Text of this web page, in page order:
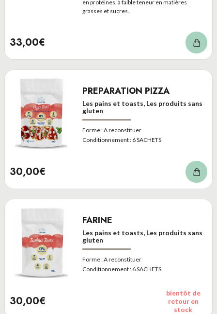
en protéines, à faible teneur en matières
grasses et sucres.
33,00€
PREPARATION PIZZA
Les pains et toasts, Les produits sans
gluten
Forme :A reconstituer
Conditionnement : 6 SACHETS
30,00€
FARINE
Les pains et toasts, Les produits sans
gluten
Forme :A reconstituer
Conditionnement : 6 SACHETS
30,00€
bientôt de
retour en
stock